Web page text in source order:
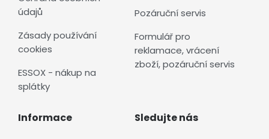
údajů
Zásady používání
cookies
ESSOX - nákup na
splátky
Pozáruční servis
Formulář pro
reklamace, vrácení
zboží, pozáruční servis
Informace Sledujte nás